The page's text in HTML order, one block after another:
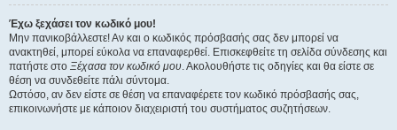
Έχω ξεχάσει τον κωδικό μου!
Μην πανικοβάλλεστε! Αν και ο κωδικός πρόσβασής σας δεν μπορεί να
ανακτηθεί, μπορεί εύκολα να επαναφερθεί. Επισκεφθείτε τη σελίδα σύνδεσης και
πατήστε στο Ξέχασα τον κωδικό μου. Ακολουθήστε τις οδηγίες και θα είστε σε
θέση να συνδεθείτε πάλι σύντομα.
Ωστόσο, αν δεν είστε σε θέση να επαναφέρετε τον κωδικό πρόσβασής σας,
επικοινωνήστε με κάποιον διαχειριστή του συστήματος συζητήσεων.